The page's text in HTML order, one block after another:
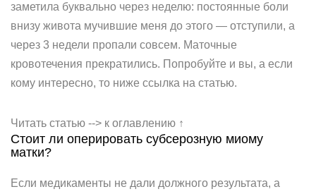
заметила буквально через неделю: постоянные боли
внизу живота мучившие меня до этого — отступили, а
через 3 недели пропали совсем. Маточные
кровотечения прекратились. Попробуйте и вы, а если
кому интересно, то ниже ссылка на статью.
Читать статью --> к оглавлению ↑
Стоит ли оперировать субсерозную миому
матки?
Если медикаменты не дали должного результата, а